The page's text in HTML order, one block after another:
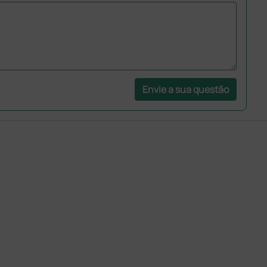
Envie a sua questão